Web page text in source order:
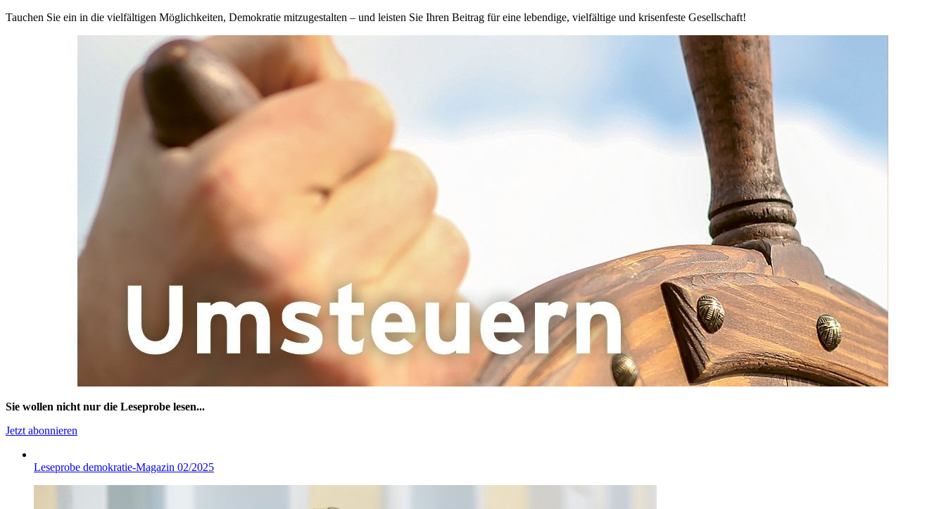
Tauchen Sie ein in die vielfältigen Möglichkeiten, Demokratie mitzugestalten – und leisten Sie Ihren Beitrag für eine lebendige, vielfältige und krisenfeste Gesellschaft!
Sie wollen nicht nur die Leseprobe lesen...
Jetzt abonnieren
Leseprobe demokratie-Magazin 02/2025